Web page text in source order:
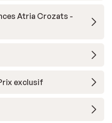
Atria Crozats -
exclusif